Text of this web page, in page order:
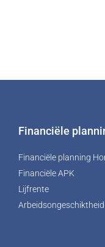
Financiële
Financiële planning
Financiële APK
Lijfrente
Arbeidsongeschiktheid